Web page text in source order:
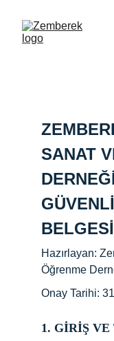
SANAT
BELGESİ
Hazırlayan:
Öğrenme
Onay Tarihi:
1. GİRİŞ